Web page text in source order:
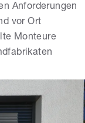
Anforderungen
vor Ort
Monteure